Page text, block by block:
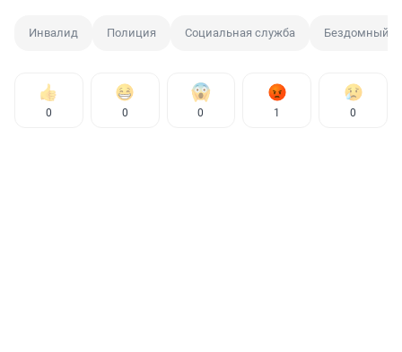
Инвалид Полиция Социальная служба Бездомный
0 0 0 1 0